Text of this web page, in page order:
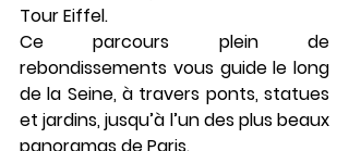
Tour Eiffel.
Ce parcours plein de
rebondissements vous guide le long
de la Seine, à travers ponts, statues
et jardins, jusqu’à l’un des plus beaux